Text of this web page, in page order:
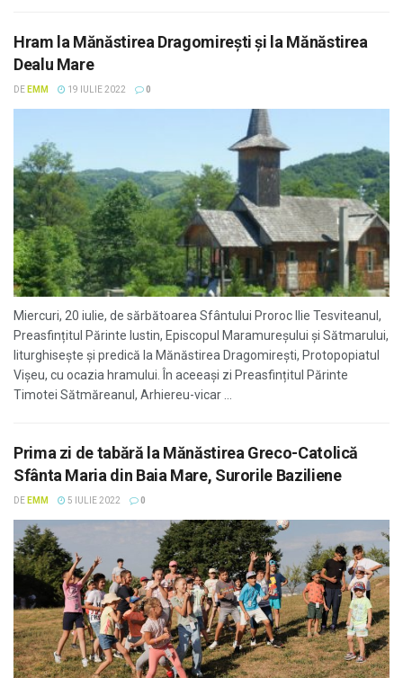
Hram la Mănăstirea Dragomireşti şi la Mănăstirea
Dealu Mare
DE EMM 19 IULIE 2022 0
Miercuri, 20 iulie, de sărbătoarea Sfântului Proroc Ilie Tesviteanul,
Preasfințitul Părinte Iustin, Episcopul Maramureșului și Sătmarului,
liturghisește și predică la Mănăstirea Dragomirești, Protopopiatul
Vișeu, cu ocazia hramului. În aceeaşi zi Preasfințitul Părinte
Timotei Sătmăreanul, Arhiereu-vicar ...
Prima zi de tabără la Mănăstirea Greco-Catolică
Sfânta Maria din Baia Mare, Surorile Baziliene
DE EMM 5 IULIE 2022 0